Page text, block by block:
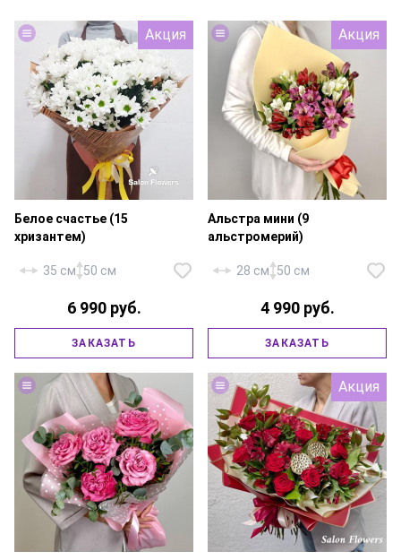
Акция
Хризантема кустовая — 15 шт.,
фирменная упаковка, атласная
Белое счастье (15
хризантем)
35 см 50 см
6 990 руб.
ЗАКАЗАТЬ
Акция
Альстромерия микс — 9 шт.,
писташ, фирменная упаковка,
Альстра мини (9
альстромерий)
28 см 50 см
4 990 руб.
ЗАКАЗАТЬ
Акция